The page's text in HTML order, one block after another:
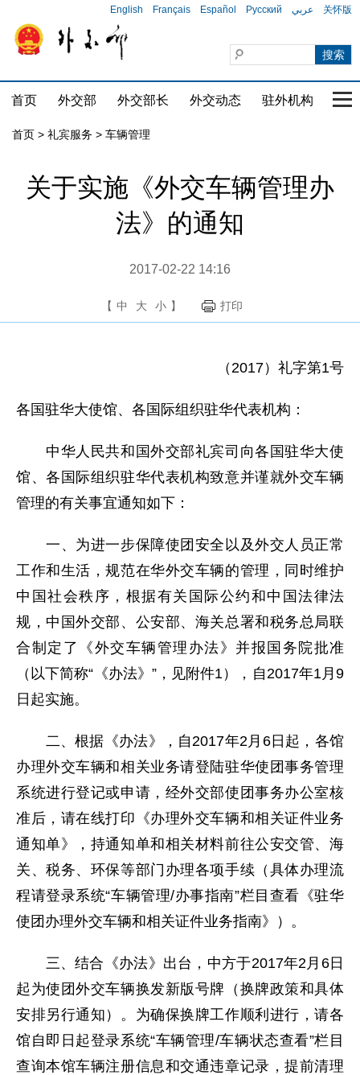
English Français Español Русский عربي 关怀版
首页 外交部 外交部长 外交动态 驻外机构 国
首页 > 礼宾服务 > 车辆管理
关于实施《外交车辆管理办
法》的通知
2017-02-22 14:16
【 中 大 小 】 打印
（2017）礼字第1号
各国驻华大使馆、各国际组织驻华代表机构：
中华人民共和国外交部礼宾司向各国驻华大使
馆、各国际组织驻华代表机构致意并谨就外交车辆
管理的有关事宜通知如下：
一、为进一步保障使团安全以及外交人员正常
工作和生活，规范在华外交车辆的管理，同时维护
中国社会秩序，根据有关国际公约和中国法律法
规，中国外交部、公安部、海关总署和税务总局联
合制定了《外交车辆管理办法》并报国务院批准
（以下简称“《办法》”，见附件1），自2017年1月9
日起实施。
二、根据《办法》，自2017年2月6日起，各馆
办理外交车辆和相关业务请登陆驻华使团事务管理
系统进行登记或申请，经外交部使团事务办公室核
准后，请在线打印《办理外交车辆和相关证件业务
通知单》，持通知单和相关材料前往公安交管、海
关、税务、环保等部门办理各项手续（具体办理流
程请登录系统“车辆管理/办事指南”栏目查看《驻华
使团办理外交车辆和相关证件业务指南》）。
三、结合《办法》出台，中方于2017年2月6日
起为使团外交车辆换发新版号牌（换牌政策和具体
安排另行通知）。为确保换牌工作顺利进行，请各
馆自即日起登录系统“车辆管理/车辆状态查看”栏目
查询本馆车辆注册信息和交通违章记录，提前清理